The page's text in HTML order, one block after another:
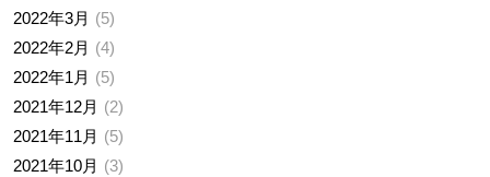
2022年3月
5
2022年2月
4
2022年1月
5
2021年12月
2
2021年11月
5
2021年10月
3